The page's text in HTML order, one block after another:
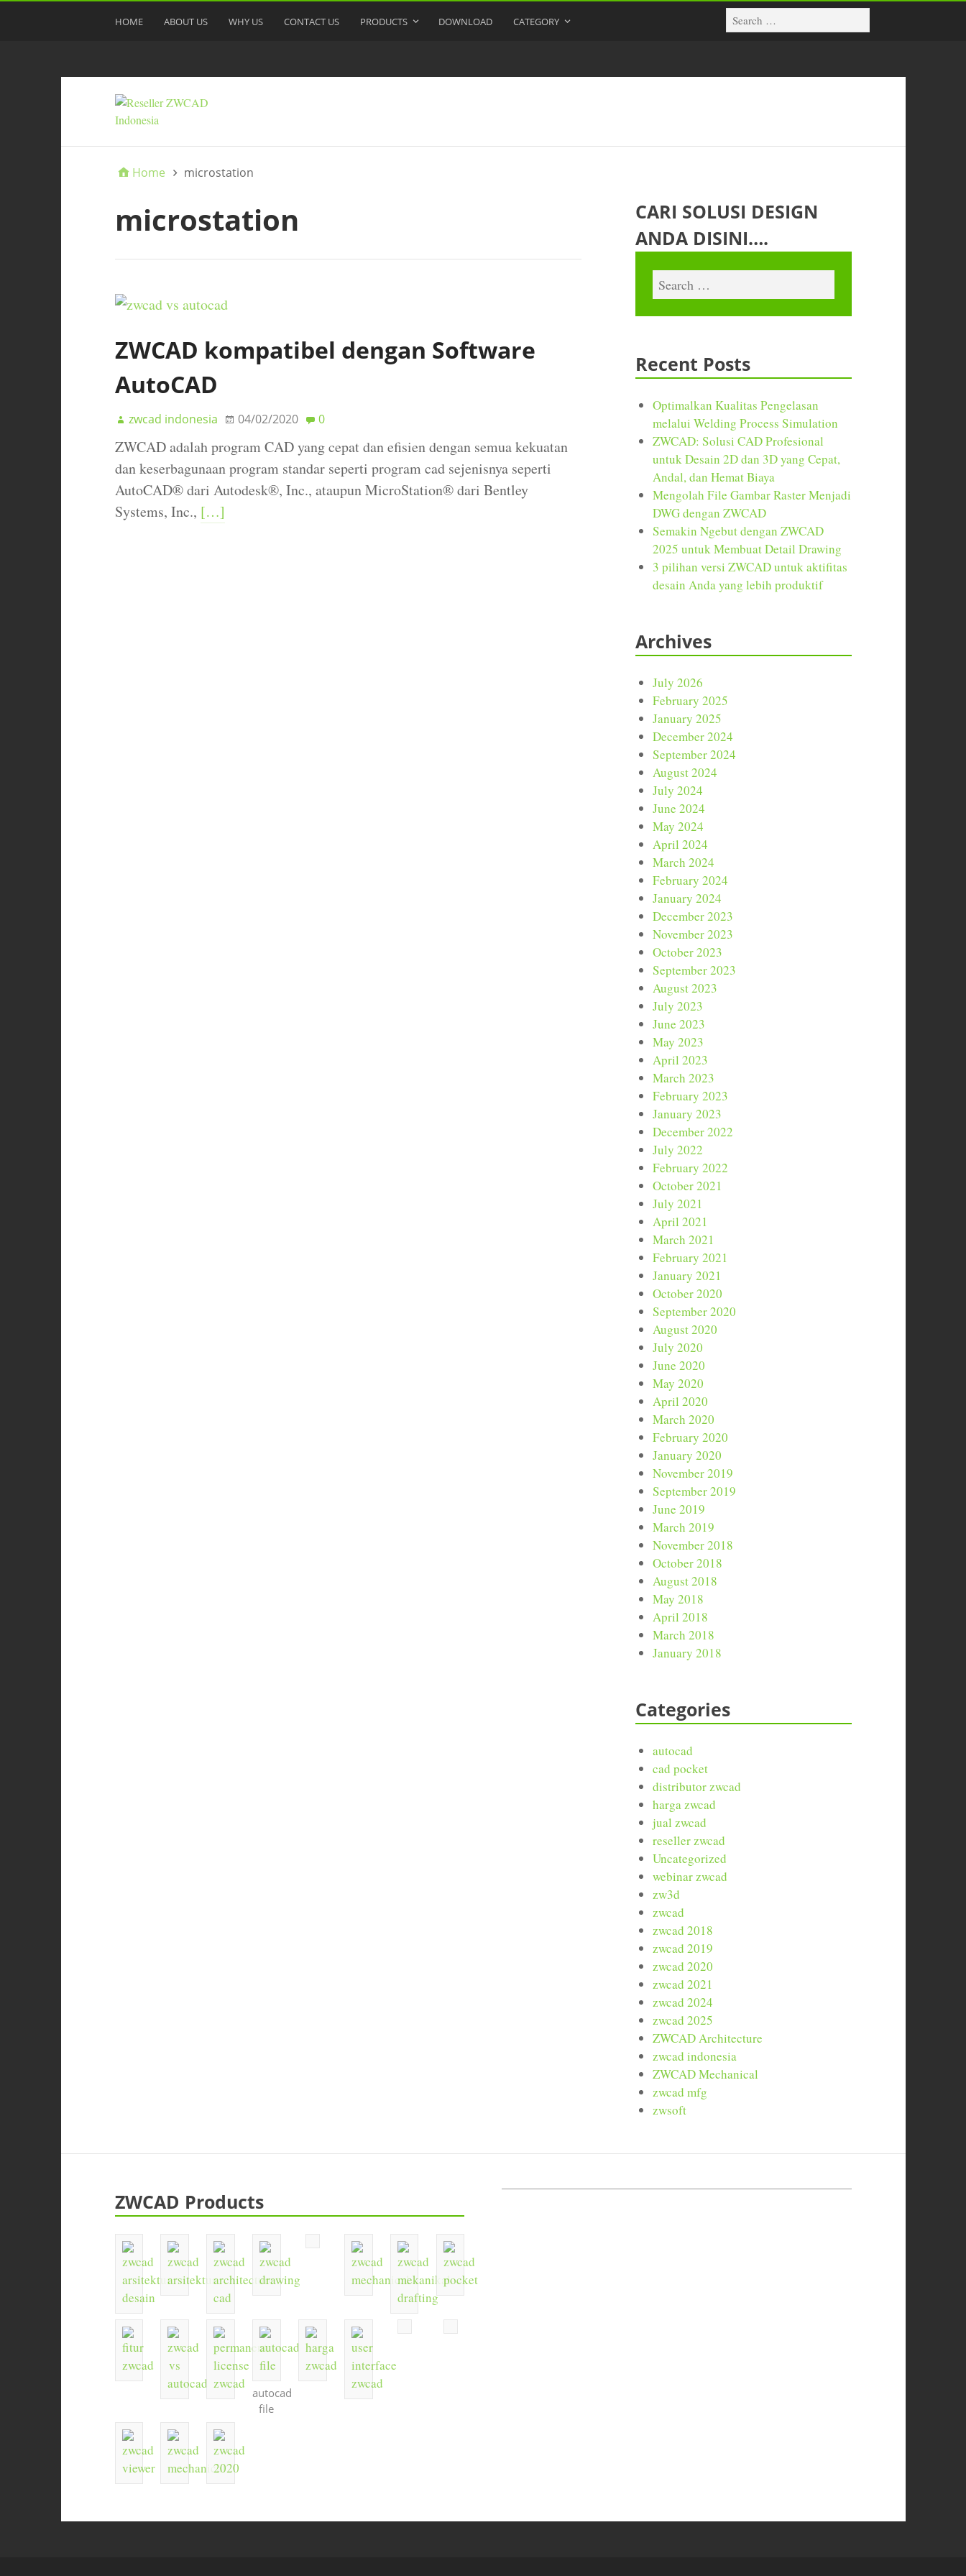
HOME ABOUT US WHY US CONTACT US PRODUCTS DOWNLOAD CATEGORY
Home microstation
microstation
ZWCAD kompatibel dengan Software
AutoCAD
zwcad indonesia 04/02/2020 0
ZWCAD adalah program CAD yang cepat dan efisien dengan semua kekuatan
dan keserbagunaan program standar seperti program cad sejenisnya seperti
AutoCAD® dari Autodesk®, Inc., ataupun MicroStation® dari Bentley
Systems, Inc., […]
CARI SOLUSI DESIGN
ANDA DISINI….
Recent Posts
Optimalkan Kualitas Pengelasan
melalui Welding Process Simulation
ZWCAD: Solusi CAD Profesional
untuk Desain 2D dan 3D yang Cepat,
Andal, dan Hemat Biaya
Mengolah File Gambar Raster Menjadi
DWG dengan ZWCAD
Semakin Ngebut dengan ZWCAD
2025 untuk Membuat Detail Drawing
3 pilihan versi ZWCAD untuk aktifitas
desain Anda yang lebih produktif
Archives
July 2026
February 2025
January 2025
December 2024
September 2024
August 2024
July 2024
June 2024
May 2024
April 2024
March 2024
February 2024
January 2024
December 2023
November 2023
October 2023
September 2023
August 2023
July 2023
June 2023
May 2023
April 2023
March 2023
February 2023
January 2023
December 2022
July 2022
February 2022
October 2021
July 2021
April 2021
March 2021
February 2021
January 2021
October 2020
September 2020
August 2020
July 2020
June 2020
May 2020
April 2020
March 2020
February 2020
January 2020
November 2019
September 2019
June 2019
March 2019
November 2018
October 2018
August 2018
May 2018
April 2018
March 2018
January 2018
Categories
autocad
cad pocket
distributor zwcad
harga zwcad
jual zwcad
reseller zwcad
Uncategorized
webinar zwcad
zw3d
zwcad
zwcad 2018
zwcad 2019
zwcad 2020
zwcad 2021
zwcad 2024
zwcad 2025
ZWCAD Architecture
zwcad indonesia
ZWCAD Mechanical
zwcad mfg
zwsoft
ZWCAD Products
autocad
file